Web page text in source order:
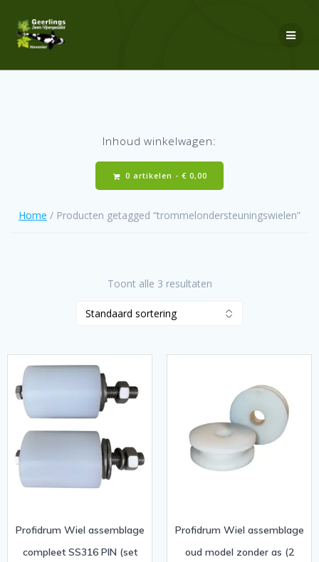
Inhoud winkelwagen:
0 artikelen - € 0,00
Home / Producten getagged “trommelondersteuningswielen”
Toont alle 3 resultaten
Profidrum Wiel assemblage
compleet SS316 PIN (set
Profidrum Wiel assemblage
oud model zonder as (2